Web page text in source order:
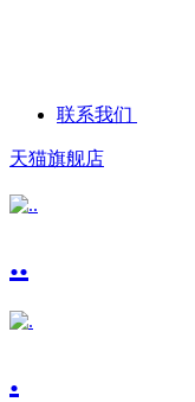
联系我们
天猫旗舰店
..
.